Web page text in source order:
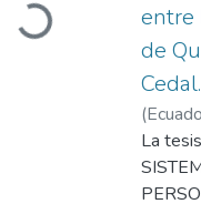
entre
de
(
Vaca,
Manuel
La